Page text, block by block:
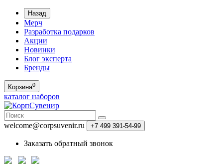
Назад
Мерч
Разработка подарков
Акции
Новинки
Блог эксперта
Бренды
Корзина0
каталог наборов
welcome@corpsuvenir.ru +7 499 391-54-99
Заказать обратный звонок